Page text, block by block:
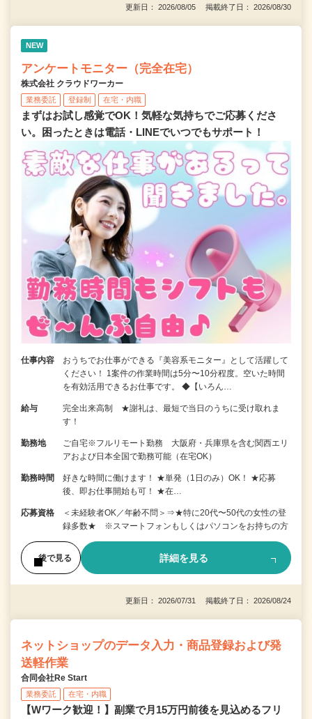
更新日： 2026/08/05 掲載終了日： 2026/08/30
NEW
アンケートモニター（完全在宅）
株式会社 クラウドワーカー
業務委託 登録制 在宅・内職
まずはお試し感覚でOK！気軽な気持ちでご応募くださ
い。困ったときは電話・LINEでいつでもサポート！
仕事内容
おうちでお仕事ができる『美容系モニター』として活躍して
ください！ 1案件の作業時間は5分〜10分程度。空いた時間
を有効活用できるお仕事です。 ◆【いろん…
給与
完全出来高制 ★謝礼は、最短で当日のうちに受け取れま
す！
勤務地
ご自宅※フルリモート勤務 大阪府・兵庫県を含む関西エリ
アおよび日本全国で勤務可能（在宅OK）
勤務時間
好きな時間に働けます！ ★単発（1日のみ）OK！ ★応募
後、即お仕事開始も可！ ★在…
応募資格
＜未経験者OK／年齢不問＞⇒★特に20代〜50代の女性の登
録多数★ ※スマートフォンもしくはパソコンをお持ちの方
後で見る 詳細を見る
更新日： 2026/07/31 掲載終了日： 2026/08/24
ネットショップのデータ入力・商品登録および発
送軽作業
合同会社Re Start
業務委託 在宅・内職
【Wワーク歓迎！】副業で月15万円前後を見込めるフリ